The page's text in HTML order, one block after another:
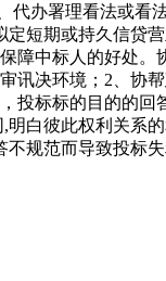
办署理看法或
短期或持久信贷
障中标人的好处
讯决环境；2、
投标标的目的的
白彼此权利关系
规范而导致投